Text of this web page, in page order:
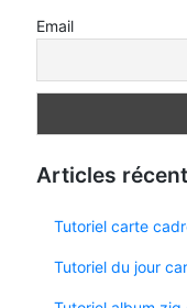
Email
Articles
Tutoriel carte
Tutoriel du jour